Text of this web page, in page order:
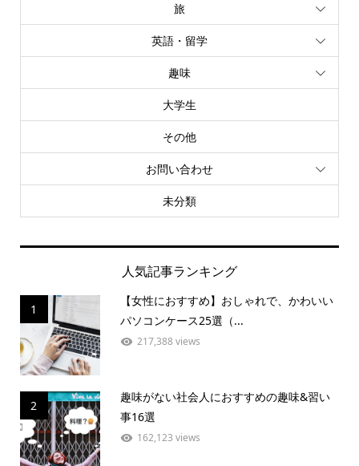
旅
英語・留学
趣味
大学生
その他
お問い合わせ
未分類
人気記事ランキング
1
【女性におすすめ】おしゃれで、かわいい
パソコンケース25選（...
217,388 views
2
趣味がない社会人におすすめの趣味&習い
事16選
162,123 views